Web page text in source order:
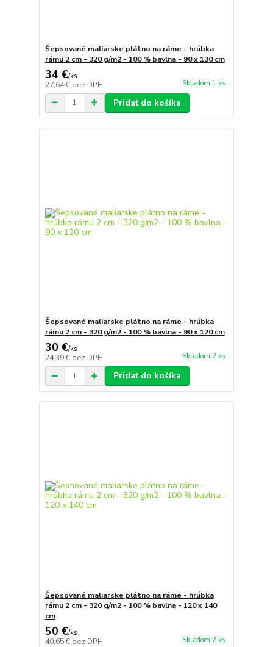
Šepsované maliarske plátno na ráme - hrúbka
rámu 2 cm - 320 g/m2 - 100 % bavlna - 90 x 130 cm
34 €/ks
27,64 € bez DPH Skladom 1 ks
Pridať do košíka
Šepsované maliarske plátno na ráme - hrúbka
rámu 2 cm - 320 g/m2 - 100 % bavlna - 90 x 120 cm
30 €/ks
24,39 € bez DPH Skladom 2 ks
Pridať do košíka
Šepsované maliarske plátno na ráme - hrúbka
rámu 2 cm - 320 g/m2 - 100 % bavlna - 120 x 140
cm
50 €/ks
40,65 € bez DPH Skladom 2 ks